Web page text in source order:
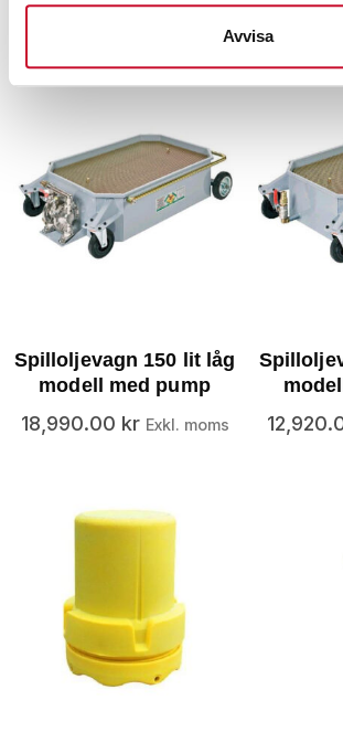
Avvisa
Spilloljevagn 150 lit låg
modell med pump
18,990.00 kr Exkl. moms